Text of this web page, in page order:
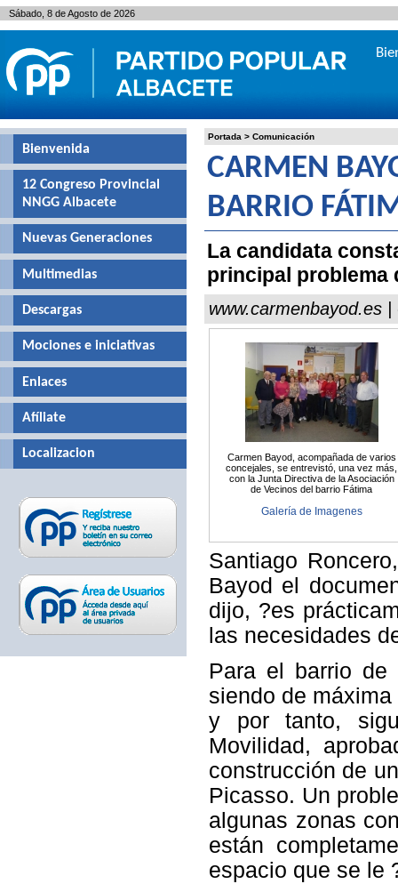
Portada > Comunicación
CARMEN
BARRIO
La candidata
principal problema
www.carmenbayod.es |
Carmen Bayod, acompañada de varios
concejales, se entrevistó, una vez más,
con la Junta Directiva de la Asociación
de Vecinos del barrio Fátima
Galería de Imagenes
Santiago
Bayod el
dijo, ?es
las necesidades
Para el barrio de
siendo de
y por tanto,
Movilidad,
construcción de
Picasso. Un
algunas zonas
están
espacio que se le
Bienvenida
12 Congreso Provincial
NNGG Albacete
Nuevas Generaciones
Multimedias
Descargas
Mociones e iniciativas
Enlaces
Afíliate
Localizacion
Sábado, 8 de Agosto de 2026